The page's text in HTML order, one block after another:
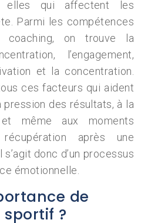
qui affectent les
Parmi les compétences
coaching, on trouve la
l’engagement,
et la concentration.
ces facteurs qui aident
pression des résultats, à la
même aux moments
après une
donc d’un processus
émotionnelle.
de
?